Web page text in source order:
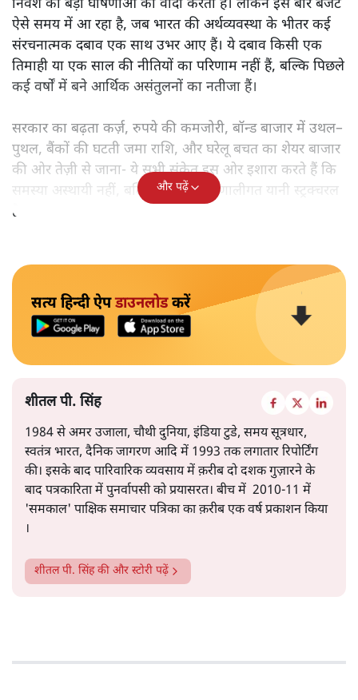
निवेश की बड़ी घोषणाओं का वादा करती है। लेकिन इस बार बजट
ऐसे समय में आ रहा है, जब भारत की अर्थव्यवस्था के भीतर कई
संरचनात्मक दबाव एक साथ उभर आए हैं। ये दबाव किसी एक
तिमाही या एक साल की नीतियों का परिणाम नहीं हैं, बल्कि पिछले
कई वर्षों में बने आर्थिक असंतुलनों का नतीजा हैं।
सरकार का बढ़ता कर्ज़, रुपये की कमजोरी, बॉन्ड बाजार में उथल–
पुथल, बैंकों की घटती जमा राशि, और घरेलू बचत का शेयर बाजार
की ओर तेज़ी से जाना- ये सभी संकेत इस ओर इशारा करते हैं कि
समस्या अस्थायी नहीं, बल्कि गहरी और प्रणालीगत यानी स्ट्रक्चरल
है।
और पढ़ें
सत्य हिन्दी ऐपडाउनलोडकरें
शीतल पी. सिंह
1984 से अमर उजाला, चौथी दुनिया, इंडिया टुडे, समय सूत्रधार,
स्वतंत्र भारत, दैनिक जागरण आदि में 1993 तक लगातार रिपोर्टिंग
की। इसके बाद पारिवारिक व्यवसाय में क़रीब दो दशक गुज़ारने के
बाद पत्रकारिता में पुनर्वापसी को प्रयासरत। बीच में 2010-11 में
'समकाल' पाक्षिक समाचार पत्रिका का क़रीब एक वर्ष प्रकाशन किया
।
शीतल पी. सिंहकी और स्टोरी पढ़ें